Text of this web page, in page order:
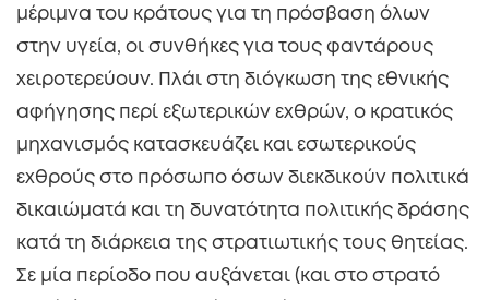
μέριμνα του κράτους για τη πρόσβαση όλων
στην υγεία, οι συνθήκες για τους φαντάρους
χειροτερεύουν. Πλάι στη διόγκωση της εθνικής
αφήγησης περί εξωτερικών εχθρών, ο κρατικός
μηχανισμός κατασκευάζει και εσωτερικούς
εχθρούς στο πρόσωπο όσων διεκδικούν πολιτικά
δικαιώματά και τη δυνατότητα πολιτικής δράσης
κατά τη διάρκεια της στρατιωτικής τους θητείας.
Σε μία περίοδο που αυξάνεται (και στο στρατό